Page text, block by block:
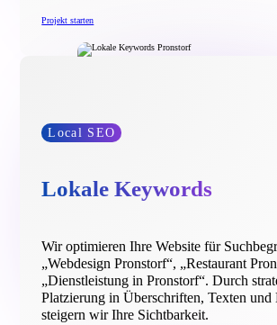
Projekt starten
Lokale Keywords
Local SEO
Wir optimieren Ihre Website für
„Webdesign Pronstorf“, „Restaurant
„Dienstleistung in Pronstorf“. Durch
Platzierung in Überschriften, Texten und
steigern wir Ihre Sichtbarkeit.